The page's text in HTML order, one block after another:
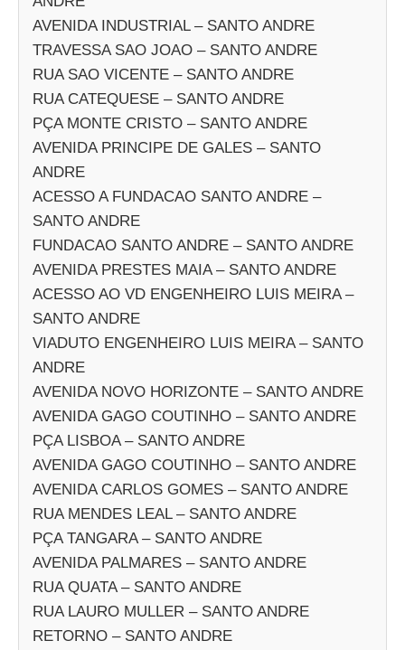
AVENIDA INDUSTRIAL – SANTO ANDRE
TRAVESSA SAO JOAO – SANTO ANDRE
RUA SAO VICENTE – SANTO ANDRE
RUA CATEQUESE – SANTO ANDRE
PÇA MONTE CRISTO – SANTO ANDRE
AVENIDA PRINCIPE DE GALES – SANTO
ANDRE
ACESSO A FUNDACAO SANTO ANDRE –
SANTO ANDRE
FUNDACAO SANTO ANDRE – SANTO ANDRE
AVENIDA PRESTES MAIA – SANTO ANDRE
ACESSO AO VD ENGENHEIRO LUIS MEIRA –
SANTO ANDRE
VIADUTO ENGENHEIRO LUIS MEIRA – SANTO
ANDRE
AVENIDA NOVO HORIZONTE – SANTO ANDRE
AVENIDA GAGO COUTINHO – SANTO ANDRE
PÇA LISBOA – SANTO ANDRE
AVENIDA GAGO COUTINHO – SANTO ANDRE
AVENIDA CARLOS GOMES – SANTO ANDRE
RUA MENDES LEAL – SANTO ANDRE
PÇA TANGARA – SANTO ANDRE
AVENIDA PALMARES – SANTO ANDRE
RUA QUATA – SANTO ANDRE
RUA LAURO MULLER – SANTO ANDRE
RETORNO – SANTO ANDRE